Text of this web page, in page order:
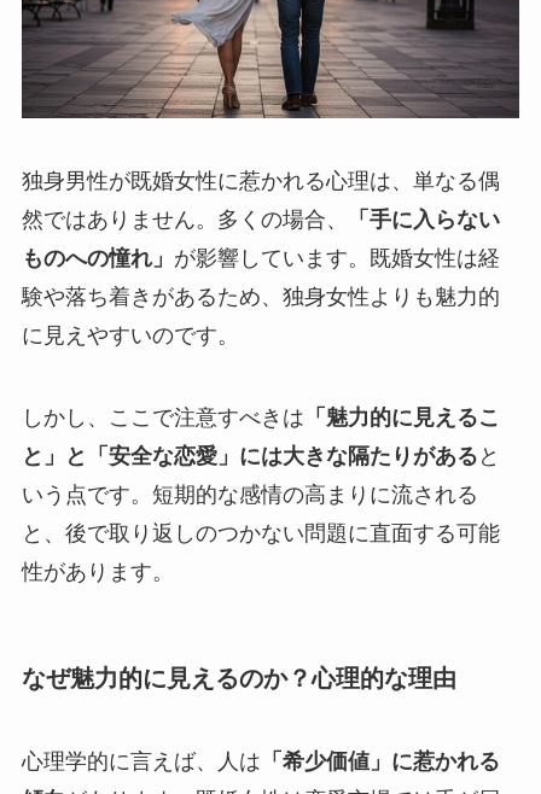
独身男性が既婚女性に惹かれる心理は、単なる偶
然ではありません。多くの場合、
「手に入らない
ものへの憧れ」 が影響しています。既婚女性は経
験や落ち着きがあるため、独身女性よりも魅力的
に見えやすいのです。
しかし、ここで注意すべきは 「魅力的に見えるこ
と」と「安全な恋愛」には大きな隔たりがある と
いう点です。短期的な感情の高まりに流される
と、後で取り返しのつかない問題に直面する可能
性があります。
なぜ魅力的に見えるのか？心理的な理由
心理学的に言えば、人は 「希少価値」に惹かれる